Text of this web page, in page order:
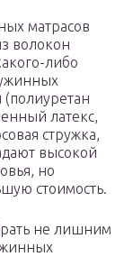
матрасов
волокон
либо
латекс,
стружка,
высокой
но
стоимость.
не лишним